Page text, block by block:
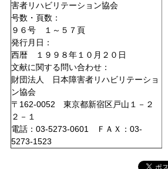
害者リハビリテーション協会
号数・頁数：
９６号 １～５７頁
発行月日：
西暦 １９９８年１０月２０日
文献に関する問い合わせ：
財団法人 日本障害者リハビリテーショ
ン協会
〒162-0052 東京都新宿区戸山１－２
２－１
電話：03-5273-0601 ＦＡＸ：03-
5273-1523